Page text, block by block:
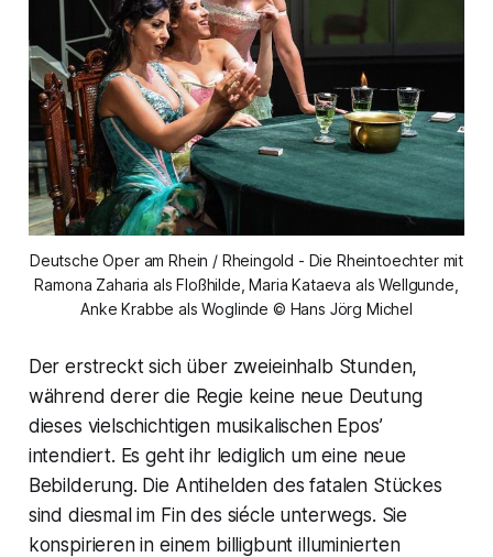
Deutsche Oper am Rhein / Rheingold - Die Rheintoechter mit
Ramona Zaharia als Floßhilde, Maria Kataeva als Wellgunde,
Anke Krabbe als Woglinde © Hans Jörg Michel
Der erstreckt sich über zweieinhalb Stunden,
während derer die Regie keine neue Deutung
dieses vielschichtigen musikalischen Epos’
intendiert. Es geht ihr lediglich um eine neue
Bebilderung. Die Antihelden des fatalen Stückes
sind diesmal im Fin des siécle unterwegs. Sie
konspirieren in einem billigbunt illuminierten